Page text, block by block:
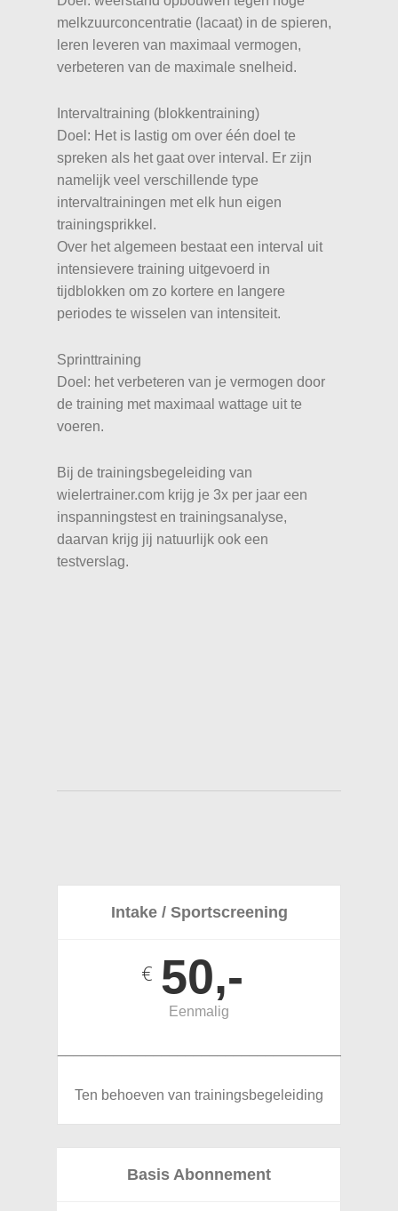
melkzuurconcentratie (lacaat) in de spieren,
leren leveren van maximaal vermogen,
verbeteren van de maximale snelheid.
Intervaltraining (blokkentraining)
Doel: Het is lastig om over één doel te
spreken als het gaat over interval. Er zijn
namelijk veel verschillende type
intervaltrainingen met elk hun eigen
trainingsprikkel.
Over het algemeen bestaat een interval uit
intensievere training uitgevoerd in
tijdblokken om zo kortere en langere
periodes te wisselen van intensiteit.
Sprinttraining
Doel: het verbeteren van je vermogen door
de training met maximaal wattage uit te
voeren.
Bij de trainingsbegeleiding van
wielertrainer.com krijg je 3x per jaar een
inspanningstest en trainingsanalyse,
daarvan krijg jij natuurlijk ook een
testverslag.
Intake / Sportscreening
€50,-
Eenmalig
Ten behoeven van trainingsbegeleiding
Basis Abonnement